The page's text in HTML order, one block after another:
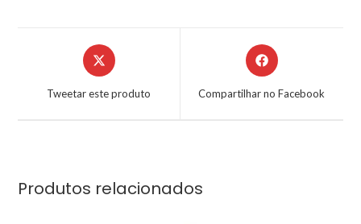
Tweetar este produto Compartilhar no Facebook
Produtos relacionados